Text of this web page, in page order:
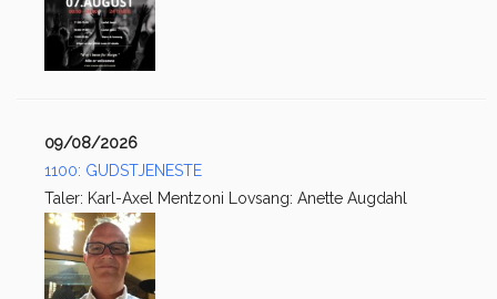
09/08/2026
1100: GUDSTJENESTE
Taler: Karl-Axel Mentzoni Lovsang: Anette Augdahl